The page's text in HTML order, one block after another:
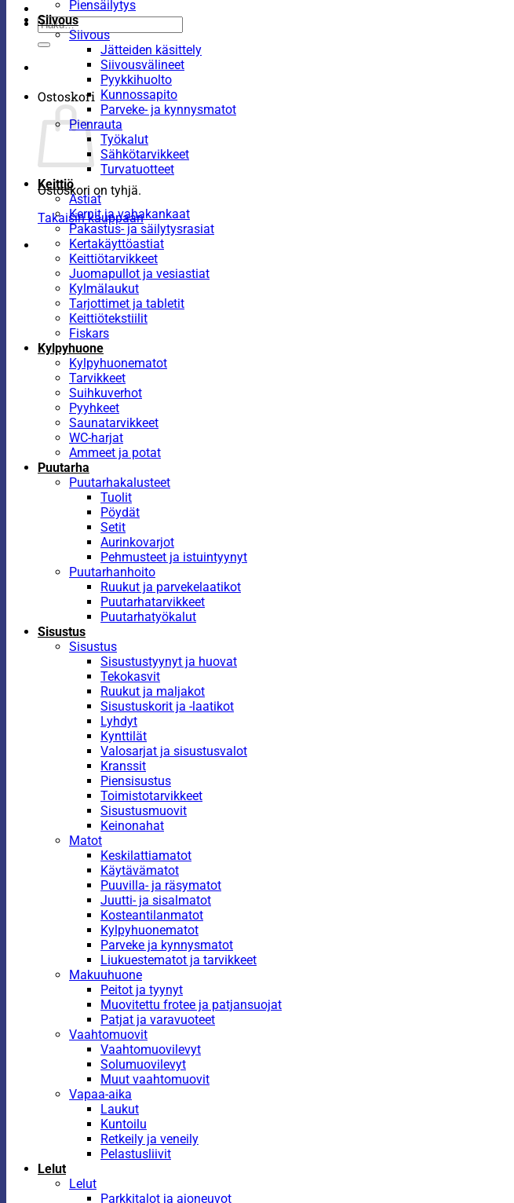
Etsi:
Ostoskori
Ostoskori on tyhjä.
Takaisin kauppaan
Piensäilytys
Siivous
Siivous
Jätteiden käsittely
Siivousvälineet
Pyykkihuolto
Kunnossapito
Parveke- ja kynnysmatot
Pienrauta
Työkalut
Sähkötarvikkeet
Turvatuotteet
Keittiö
Astiat
Kernit ja vahakankaat
Pakastus- ja säilytysrasiat
Kertakäyttöastiat
Keittiötarvikkeet
Juomapullot ja vesiastiat
Kylmälaukut
Tarjottimet ja tabletit
Keittiötekstiilit
Fiskars
Kylpyhuone
Kylpyhuonematot
Tarvikkeet
Suihkuverhot
Pyyhkeet
Saunatarvikkeet
WC-harjat
Ammeet ja potat
Puutarha
Puutarhakalusteet
Tuolit
Pöydät
Setit
Aurinkovarjot
Pehmusteet ja istuintyynyt
Puutarhanhoito
Ruukut ja parvekelaatikot
Puutarhatarvikkeet
Puutarhatyökalut
Sisustus
Sisustus
Sisustustyynyt ja huovat
Tekokasvit
Ruukut ja maljakot
Sisustuskorit ja -laatikot
Lyhdyt
Kynttilät
Valosarjat ja sisustusvalot
Kranssit
Piensisustus
Toimistotarvikkeet
Sisustusmuovit
Keinonahat
Matot
Keskilattiamatot
Käytävämatot
Puuvilla- ja räsymatot
Juutti- ja sisalmatot
Kosteantilanmatot
Kylpyhuonematot
Parveke ja kynnysmatot
Liukuestematot ja tarvikkeet
Makuuhuone
Peitot ja tyynyt
Muovitettu frotee ja patjansuojat
Patjat ja varavuoteet
Vaahtomuovit
Vaahtomuovilevyt
Solumuovilevyt
Muut vaahtomuovit
Vapaa-aika
Laukut
Kuntoilu
Retkeily ja veneily
Pelastusliivit
Lelut
Lelut
Parkkitalot ja ajoneuvot